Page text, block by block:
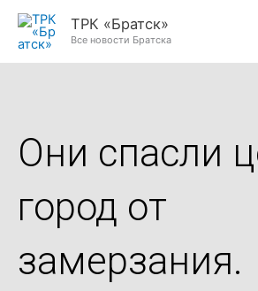
Перейти
ТРК «Братск»
Все новости Братска
Они спасли
город от
замерзания.